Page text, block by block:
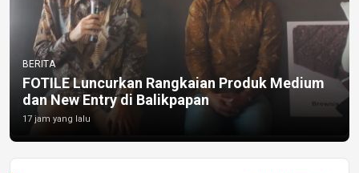
BERITA
FOTILE Luncurkan Rangkaian Produk Medium
dan New Entry di Balikpapan
17 jam yang lalu